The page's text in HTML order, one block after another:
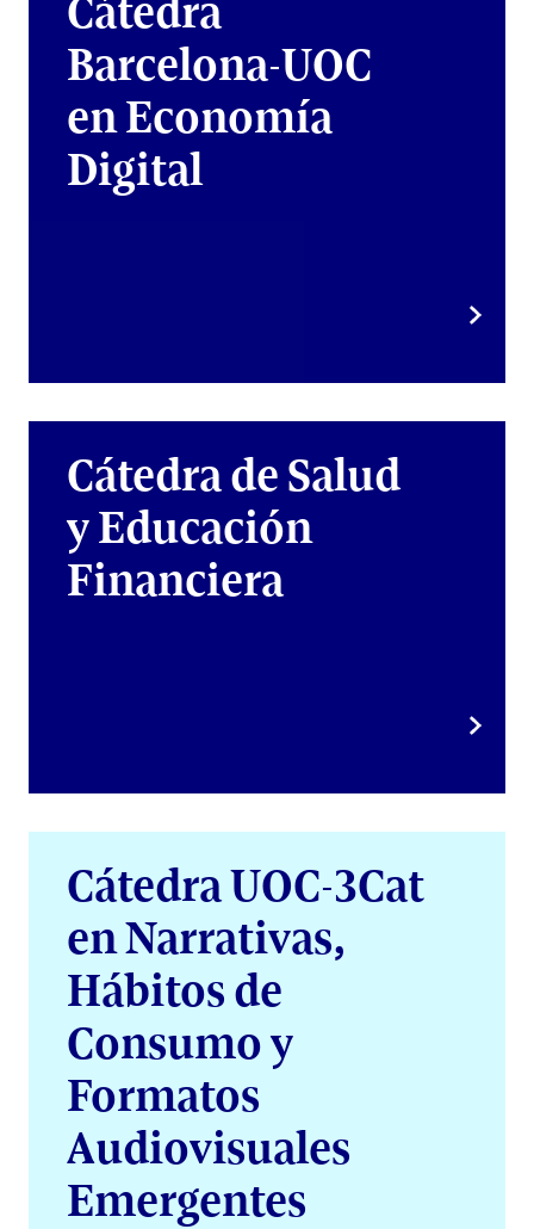
Cátedra
Barcelona-UOC
en Economía
Digital
Cátedra de Salud
y Educación
Financiera
Cátedra UOC-3Cat
en Narrativas,
Hábitos de
Consumo y
Formatos
Audiovisuales
Emergentes